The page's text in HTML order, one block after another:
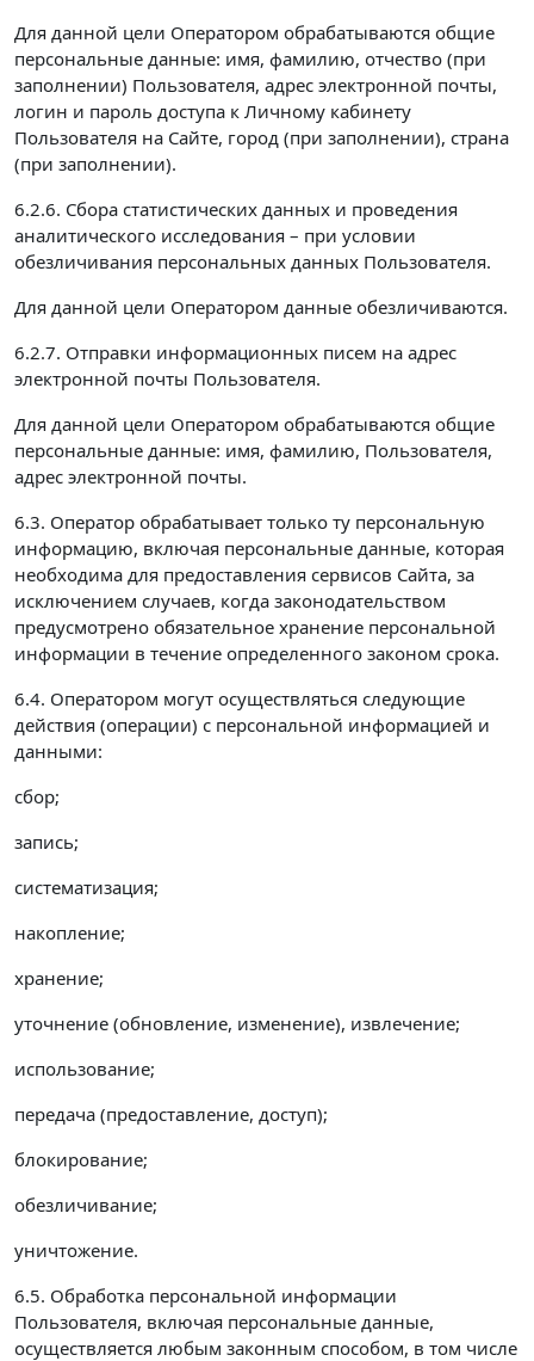
Для данной цели Оператором обрабатываются общие
персональные данные: имя, фамилию, отчество (при
заполнении) Пользователя, адрес электронной почты,
логин и пароль доступа к Личному кабинету
Пользователя на Сайте, город (при заполнении), страна
(при заполнении).
6.2.6. Сбора статистических данных и проведения
аналитического исследования – при условии
обезличивания персональных данных Пользователя.
Для данной цели Оператором данные обезличиваются.
6.2.7. Отправки информационных писем на адрес
электронной почты Пользователя.
Для данной цели Оператором обрабатываются общие
персональные данные: имя, фамилию, Пользователя,
адрес электронной почты.
6.3. Оператор обрабатывает только ту персональную
информацию, включая персональные данные, которая
необходима для предоставления сервисов Сайта, за
исключением случаев, когда законодательством
предусмотрено обязательное хранение персональной
информации в течение определенного законом срока.
6.4. Оператором могут осуществляться следующие
действия (операции) с персональной информацией и
данными:
сбор;
запись;
систематизация;
накопление;
хранение;
уточнение (обновление, изменение), извлечение;
использование;
передача (предоставление, доступ);
блокирование;
обезличивание;
уничтожение.
6.5. Обработка персональной информации
Пользователя, включая персональные данные,
осуществляется любым законным способом, в том числе